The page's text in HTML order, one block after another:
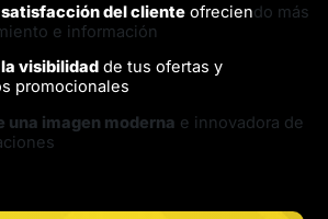
del cliente ofreciendo más
e información
visibilidad de tus ofertas y
promocionales
una imagen moderna e innovadora de